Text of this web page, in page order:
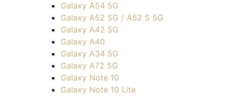
Galaxy A54 5G
Galaxy A52 5G / A52 S 5G
Galaxy A42 5G
Galaxy A40
Galaxy A34 5G
Galaxy A72 5G
Galaxy Note 10
Galaxy Note 10 Lite